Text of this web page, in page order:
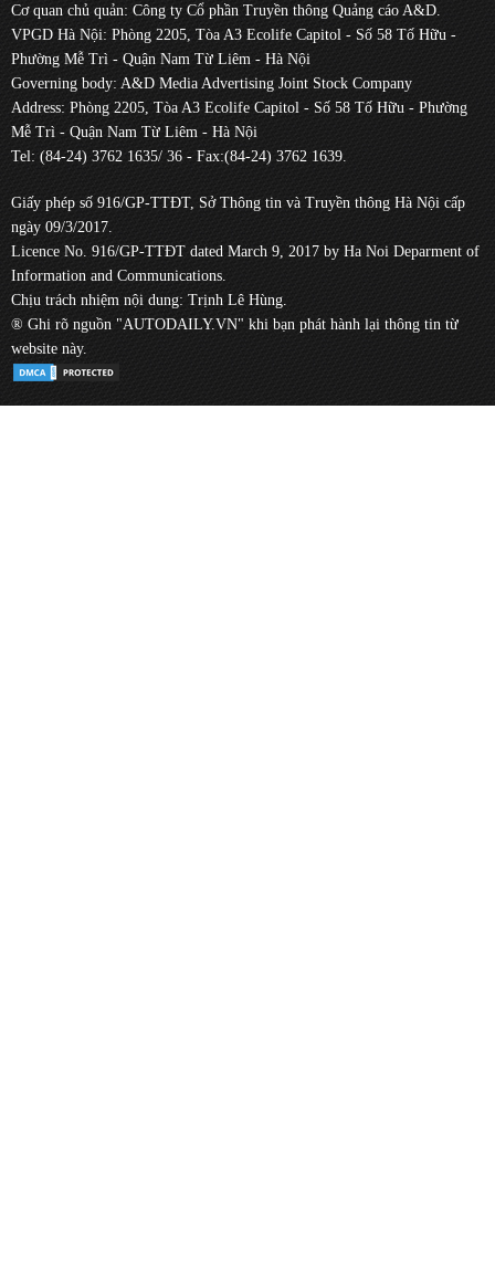
Cơ quan chủ quản: Công ty Cổ phần Truyền thông Quảng cáo A&D.
VPGD Hà Nội: Phòng 2205, Tòa A3 Ecolife Capitol - Số 58 Tố Hữu -
Phường Mễ Trì - Quận Nam Từ Liêm - Hà Nội
Governing body: A&D Media Advertising Joint Stock Company
Address: Phòng 2205, Tòa A3 Ecolife Capitol - Số 58 Tố Hữu - Phường
Mễ Trì - Quận Nam Từ Liêm - Hà Nội
Tel: (84-24) 3762 1635/ 36 - Fax:(84-24) 3762 1639.
Giấy phép số 916/GP-TTĐT, Sở Thông tin và Truyền thông Hà Nội cấp
ngày 09/3/2017.
Licence No. 916/GP-TTĐT dated March 9, 2017 by Ha Noi Deparment of
Information and Communications.
Chịu trách nhiệm nội dung: Trịnh Lê Hùng.
® Ghi rõ nguồn "AUTODAILY.VN" khi bạn phát hành lại thông tin từ
website này.